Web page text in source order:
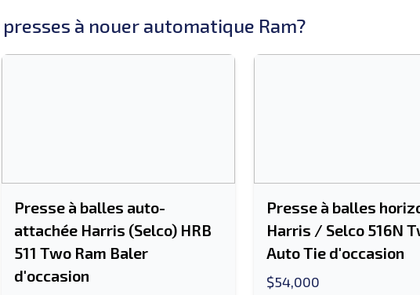
presses à nouer automatique Ram?
Presse à balles auto-
attachée Harris (Selco) HRB
511 Two Ram Baler
d'occasion
Presse à balles
Harris / Selco 516N
Auto Tie d'occasion
$54,000